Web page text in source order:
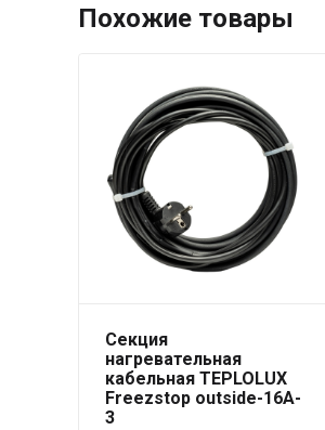
Похожие товары
Секция
нагревательная
кабельная TEPLOLUX
Freezstop outside-16A-
3